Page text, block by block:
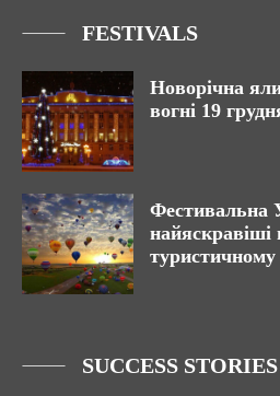
FESTIVALS
Новорічна
вогні 19
Фестивальна
найяскравіші
туристичному
SUCCESS STORIES